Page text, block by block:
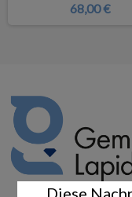
68,00 €
Diese